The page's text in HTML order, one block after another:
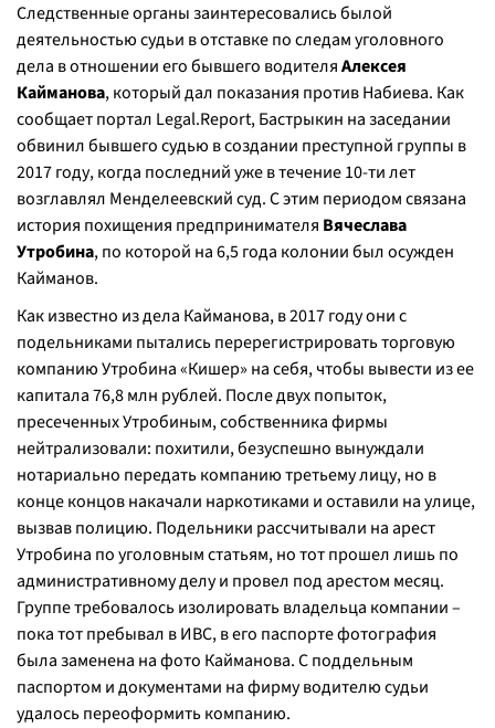
Следственные органы заинтересовались былой
деятельностью судьи в отставке по следам уголовного
дела в отношении его бывшего водителяАлексея
Кайманова, который дал показания против Набиева. Как
сообщает портал Legal.Report, Бастрыкин на заседании
обвинил бывшего судью в создании преступной группы в
2017 году, когда последний уже в течение 10-ти лет
возглавлял Менделеевский суд. С этим периодом связана
история похищения предпринимателя Вячеслава
Утробина, по которой на 6,5 года колонии был осужден
Кайманов.
Как известно из дела Кайманова, в 2017 году они с
подельниками пытались перерегистрировать торговую
компанию Утробина «Кишер» на себя, чтобы вывести из ее
капитала 76,8 млн рублей. После двух попыток,
пресеченных Утробиным, собственника фирмы
нейтрализовали: похитили, безуспешно вынуждали
нотариально передать компанию третьему лицу, но в
конце концов накачали наркотиками и оставили на улице,
вызвав полицию. Подельники рассчитывали на арест
Утробина по уголовным статьям, но тот прошел лишь по
административному делу и провел под арестом месяц.
Группе требовалось изолировать владельца компании –
пока тот пребывал в ИВС, в его паспорте фотография
была заменена на фото Кайманова. С поддельным
паспортом и документами на фирму водителю судьи
удалось переоформить компанию.